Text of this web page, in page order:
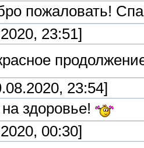
пожаловать!
23:51]
23:54]
здоровье!
00:30]